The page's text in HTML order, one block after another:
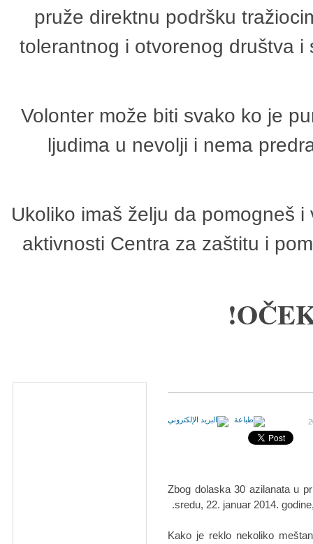
pruže direktnu podršku
tolerantnog i otvorenog društva
Volonter može biti svako ko je
ljudima u nevolji i nema
Ukoliko imaš želju da pomogneš
aktivnosti Centra za zaštitu i
Zbog dolaska 30 azilanata u
sredu, 22. januar 2014.
Kako je reklo nekoliko